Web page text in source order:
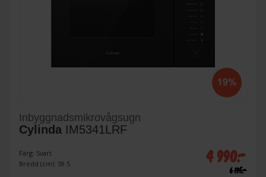
19%
Inbyggnadsmikrovågsugn
Cylinda IM5341LRF
Färg: Svart
Bredd (cm): 59.5
4 990:-
6 195:-